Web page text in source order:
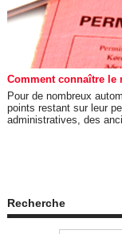
Comment connaître le
Pour de nombreux
points restant sur leur
administratives, des
Recherche